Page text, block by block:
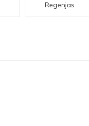
Regenjas